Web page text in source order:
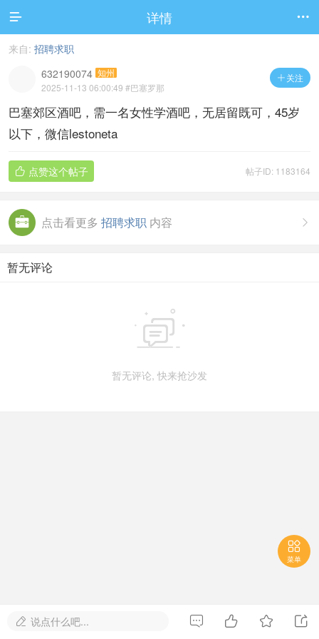
 详情 
来自: 招聘求职
 关注
632190074 知州
2025-11-13 06:00:49 #巴塞罗那
巴塞郊区酒吧，需一名女性学酒吧，无居留既可，45岁
以下，微信lestoneta
帖子ID: 1183164
 点赞这个帖子

点击看更多 招聘求职 内容
暂无评论

暂无评论, 快来抢沙发

菜单
 说点什么吧...    